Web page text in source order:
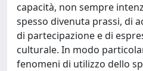
capacità, non sempre
spesso divenuta prassi, di
di partecipazione e di
culturale. In modo
fenomeni di utilizzo dello